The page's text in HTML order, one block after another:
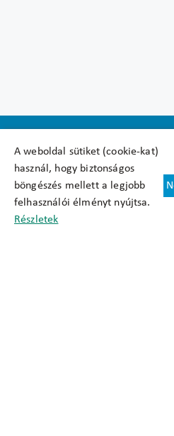
A weboldal sütiket (cookie-kat)
használ, hogy biztonságos
böngészés mellett a legjobb
felhasználói élményt nyújtsa.
Részletek
Felhasználási